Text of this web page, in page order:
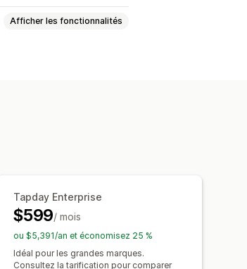
Afficher les fonctionnalités
en stock
enrichis
Tapday Enterprise
$599/ mois
ou $5,391/an et économisez 25 %
Idéal pour les grandes marques.
Consultez la tarification pour comparer